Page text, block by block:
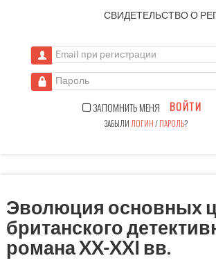
СВИДЕТЕЛЬСТВО О
Email при регистрации
Пароль
ЗАПОМНИТЬ МЕНЯ ВОЙТИ
ЗАБЫЛИ ЛОГИН/ПАРОЛЬ?
Эволюция основных
британского
романа XX-XXI вв.